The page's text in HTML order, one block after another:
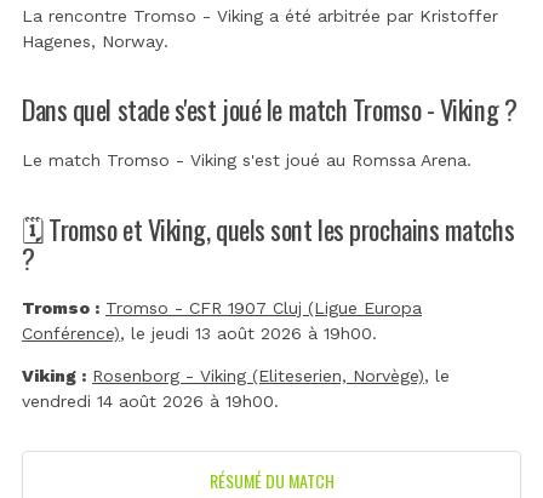
La rencontre Tromso - Viking a été arbitrée par Kristoffer
Hagenes, Norway.
Dans quel stade s'est joué le match Tromso - Viking ?
Le match Tromso - Viking s'est joué au Romssa Arena.
🗓️ Tromso et Viking, quels sont les prochains matchs
?
Tromso : Tromso - CFR 1907 Cluj (Ligue Europa
Conférence), le jeudi 13 août 2026 à 19h00.
Viking : Rosenborg - Viking (Eliteserien, Norvège), le
vendredi 14 août 2026 à 19h00.
RÉSUMÉ DU MATCH